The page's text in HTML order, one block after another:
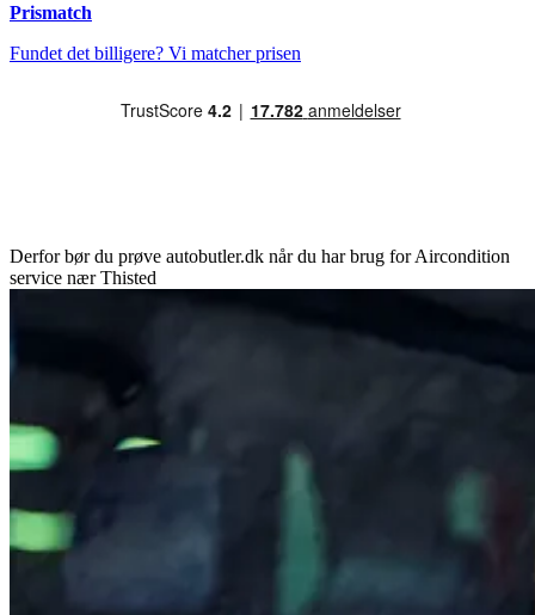
Prismatch
Fundet det billigere? Vi matcher prisen
Derfor bør du prøve autobutler.dk når du har brug for Aircondition
service nær Thisted